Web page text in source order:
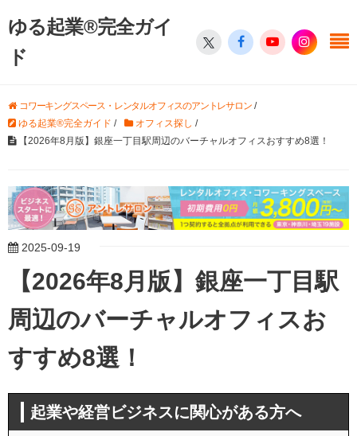
ゆる起業®完全ガイ
ド
コワーキングスペース・レンタルオフィスのアントレサロン/
ゆる起業®完全ガイド / オフィス探し /
【2026年8月版】銀座一丁目駅周辺のバーチャルオフィスおすすめ8選！
2025-09-19
【2026年8月版】銀座一丁目駅
周辺のバーチャルオフィスお
すすめ8選！
起業や経営ビジネスに関心がある方へ